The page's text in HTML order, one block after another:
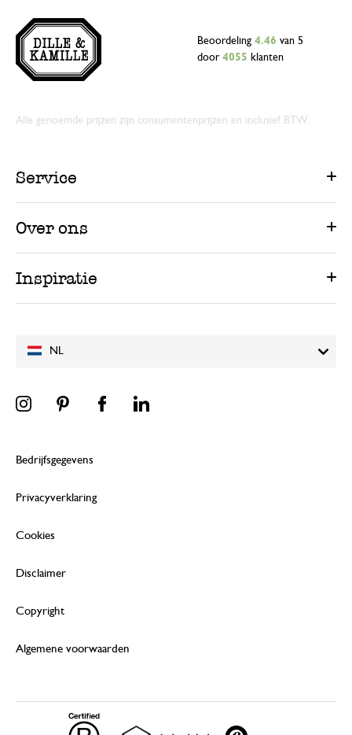
NL
Beoordeling 4.46 van 5
door 4055 klanten
Alle genoemde prijzen zijn consumentenprijzen en inclusief BTW.
Service
Over ons
Inspiratie
Bedrijfsgegevens
Privacyverklaring
Cookies
Disclaimer
Copyright
Algemene voorwaarden